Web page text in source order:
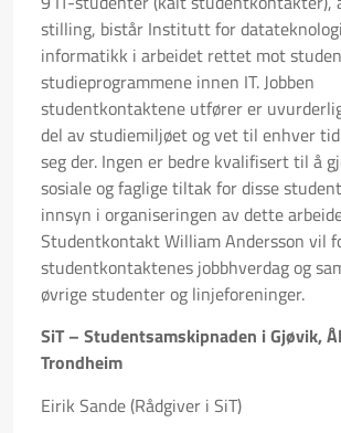
stilling, bistår Institutt for
informatikk i arbeidet rettet mot
studieprogrammene innen IT. Jobben
studentkontaktene utfører er
del av studiemiljøet og vet til enhver
seg der. Ingen er bedre kvalifisert til å
sosiale og faglige tiltak for disse
innsyn i organiseringen av dette
Studentkontakt William Andersson vil
studentkontaktenes jobbhverdag og
øvrige studenter og linjeforeninger.
SiT – Studentsamskipnaden i Gjøvik,
Trondheim
Eirik Sande (Rådgiver i SiT)